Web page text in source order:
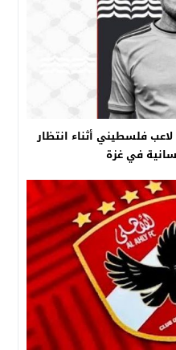
فلسطيني أثناء انتظار
في غزة